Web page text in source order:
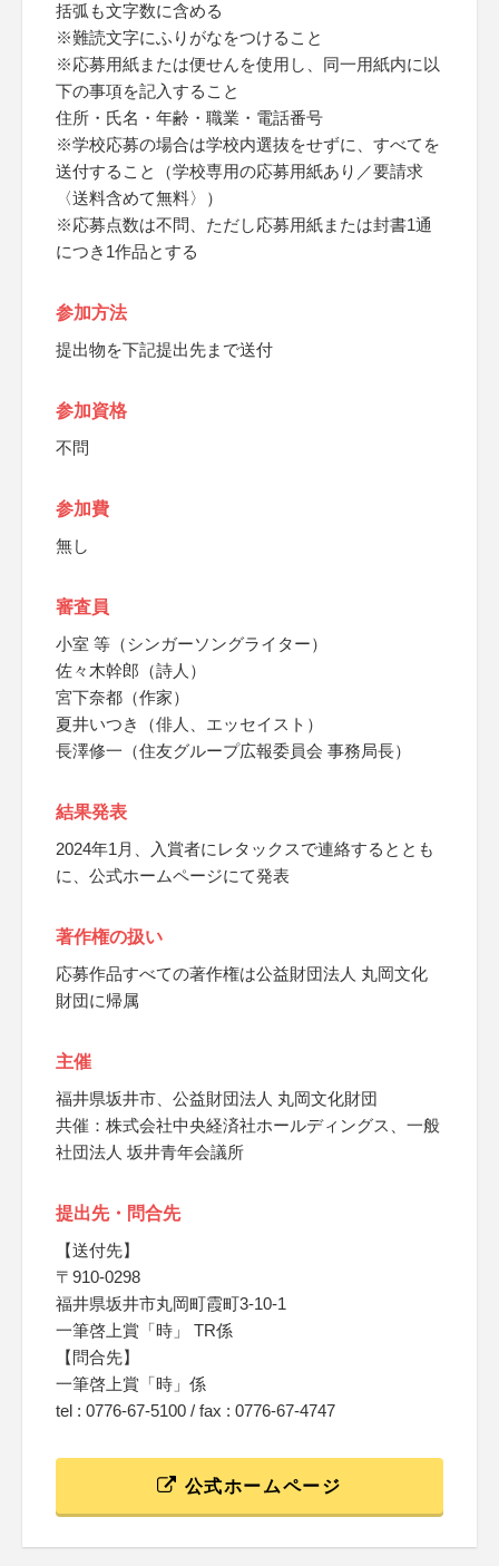
括弧も文字数に含める
※難読文字にふりがなをつけること
※応募用紙または便せんを使用し、同一用紙内に以
下の事項を記入すること
住所・氏名・年齢・職業・電話番号
※学校応募の場合は学校内選抜をせずに、すべてを
送付すること（学校専用の応募用紙あり／要請求
〈送料含めて無料〉）
※応募点数は不問、ただし応募用紙または封書1通
につき1作品とする
参加方法
提出物を下記提出先まで送付
参加資格
不問
参加費
無し
審査員
小室 等（シンガーソングライター）
佐々木幹郎（詩人）
宮下奈都（作家）
夏井いつき（俳人、エッセイスト）
長澤修一（住友グループ広報委員会 事務局長）
結果発表
2024年1月、入賞者にレタックスで連絡するととも
に、公式ホームページにて発表
著作権の扱い
応募作品すべての著作権は公益財団法人 丸岡文化
財団に帰属
主催
福井県坂井市、公益財団法人 丸岡文化財団
共催：株式会社中央経済社ホールディングス、一般
社団法人 坂井青年会議所
提出先・問合先
【送付先】
〒910-0298
福井県坂井市丸岡町霞町3-10-1
一筆啓上賞「時」 TR係
【問合先】
一筆啓上賞「時」係
tel : 0776-67-5100 / fax : 0776-67-4747
公式ホームページ